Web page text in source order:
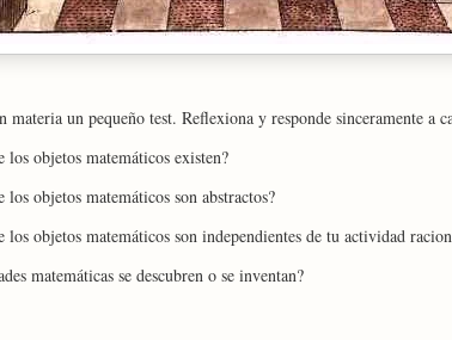
materia un pequeño test. Reflexiona y responde sinceramente a
los objetos matemáticos existen?
los objetos matemáticos son abstractos?
los objetos matemáticos son independientes de tu actividad
matemáticas se descubren o se inventan?